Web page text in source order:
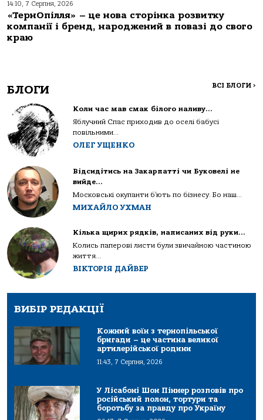
14:10, 7 Серпня, 2026
«ТернОпілля» – це нова сторінка розвитку
компанії і бренд, народжений в повазі до свого
краю
БЛОГИ ВСІ БЛОГИ >
Коли час мав смак білого наливу…
Яблучний Спас приходив до оселі бабусі
повільними...
ОЛЕГ УЩЕНКО
Відсидітись на Закарпатті чи Буковелі не
вийде…
Московські окупанти б’ють по бізнесу. Бо наш...
МИХАЙЛО УХМАН
Кілька щирих рядків, написаних від руки…
Колись паперові листи були звичайною частиною
життя...
ВІКТОРІЯ ДАЙВЕР
ВИБІР РЕДАКЦІЇ
Кожний воїн з тернопільської
бригади – це частина великої
артилерійської родини
11:43, 7 Серпня, 2026
У Лісабоні Шон Піннер розповів про
російський полон, тортури та
боротьбу за правду про Україну